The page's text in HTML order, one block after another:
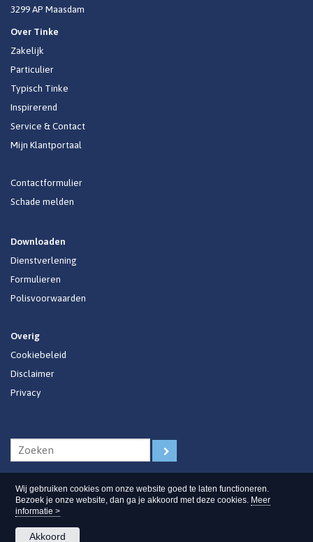
Wij gebruiken cookies om onze website goed te laten functioneren.
Bezoek je onze website, dan ga je akkoord met deze cookies. Meer
informatie >
Akkoord
3299 AP Maasdam
Over Tinke
Zakelijk
Particulier
Typisch Tinke
Inspirerend
Service & Contact
Mijn Klantportaal
Contactformulier
Schade melden
Downloaden
Dienstverlening
Formulieren
Polisvoorwaarden
Overig
Cookiebeleid
Disclaimer
Privacy